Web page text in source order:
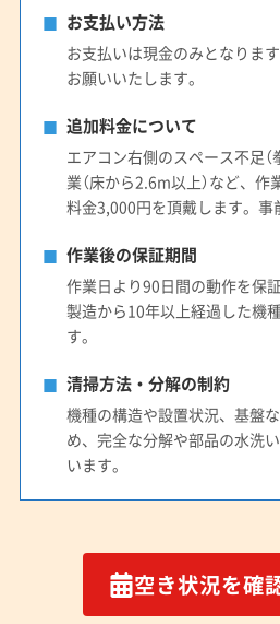
(愛知県) 名古屋市天白区
(愛知県) 名古屋市南区
(愛知県) 名
(愛知県) 名古屋市北区
(静岡県) 菊川市
(静岡県) 湖西市
(静岡県) 周智郡森町
(静岡県) 榛原
(静岡県) 静岡市葵区
(静岡県) 静岡
(静岡県) 藤枝市
(静岡県) 磐田市
(静岡県) 浜松市天竜区
(静岡県) 浜
(静岡県) 牧之原市
お支払い方法
お支払いは現金のみとなりま
お願いいたします。
追加料金について
エアコン右側のスペース不足（
業（床から2.6m以上）など、
料金3,000円を頂戴します。事
作業後の保証期間
作業日より90日間の動作を保
製造から10年以上経過した機
す。
清掃方法・分解の制約
機種の構造や設置状況、基盤
め、完全な分解や部品の水洗
います。
空き状況を確